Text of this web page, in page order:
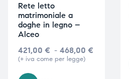
Rete letto
matrimoniale a
doghe in legno –
Alceo
421,00 € - 468,00 €
(+ iva come per legge)